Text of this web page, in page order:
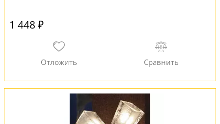
1 448 ₽